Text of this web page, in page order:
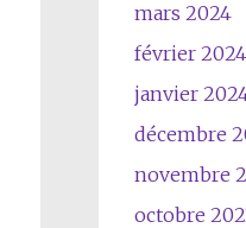
mars 2024
février 2024
janvier
décembre
novembre
octobre